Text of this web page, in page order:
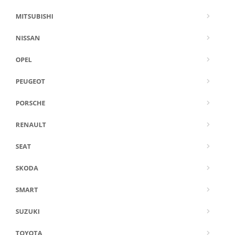
MITSUBISHI
NISSAN
OPEL
PEUGEOT
PORSCHE
RENAULT
SEAT
SKODA
SMART
SUZUKI
TOYOTA